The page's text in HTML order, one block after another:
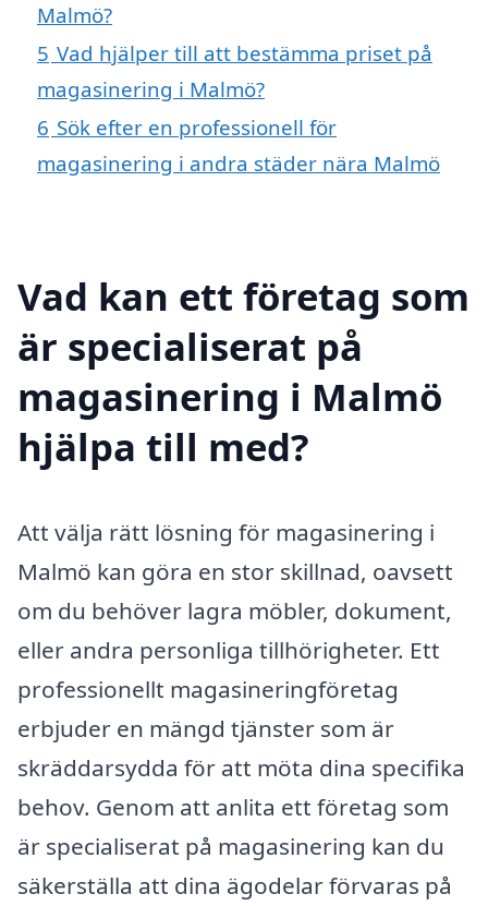
Malmö?
5 Vad hjälper till att bestämma priset på
magasinering i Malmö?
6 Sök efter en professionell för
magasinering i andra städer nära Malmö
Vad kan ett företag som
är specialiserat på
magasinering i Malmö
hjälpa till med?
Att välja rätt lösning för magasinering i
Malmö kan göra en stor skillnad, oavsett
om du behöver lagra möbler, dokument,
eller andra personliga tillhörigheter. Ett
professionellt magasineringföretag
erbjuder en mängd tjänster som är
skräddarsydda för att möta dina specifika
behov. Genom att anlita ett företag som
är specialiserat på magasinering kan du
säkerställa att dina ägodelar förvaras på